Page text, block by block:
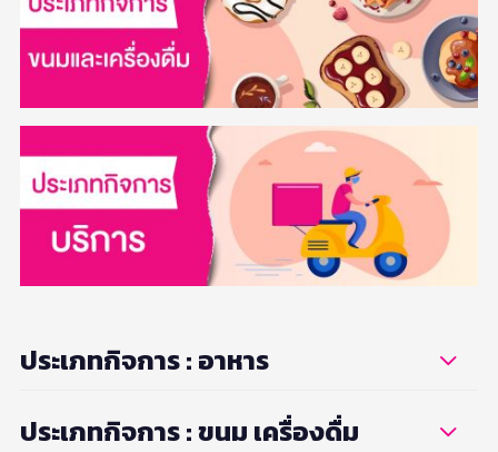
ประเภทกิจการ : อาหาร
ประเภทกิจการ : ขนม เครื่องดื่ม